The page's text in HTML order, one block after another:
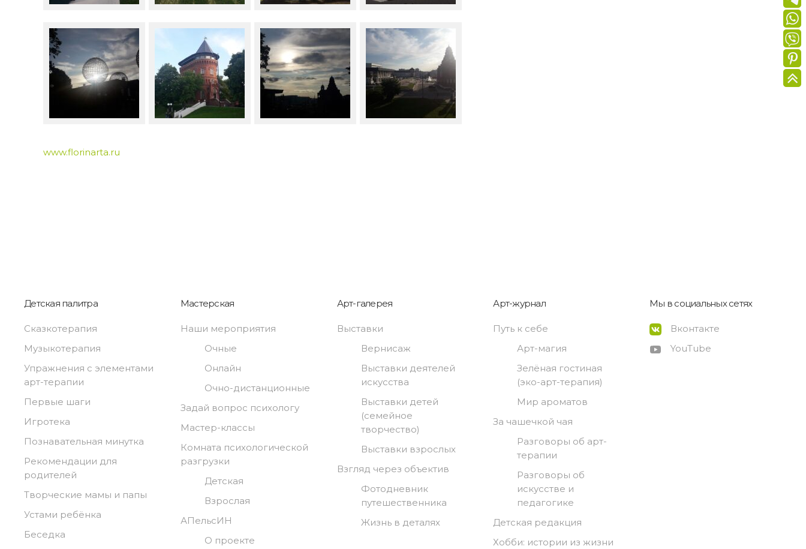
www.florinarta.ru
Детская палитра
Сказкотерапия
Музыкотерапия
Упражнения с элементами
арт-терапии
Первые шаги
Игротека
Познавательная минутка
Рекомендации для
родителей
Творческие мамы и папы
Устами ребёнка
Беседка
Мастерская
Наши мероприятия
Очные
Онлайн
Очно-дистанционные
Задай вопрос психологу
Мастер-классы
Комната психологической
разгрузки
Детская
Взрослая
АПельсИН
О проекте
Арт-галерея
Выставки
Вернисаж
Выставки деятелей
искусства
Выставки детей
(семейное
творчество)
Выставки взрослых
Взгляд через объектив
Фотодневник
путешественника
Жизнь в деталях
Арт-журнал
Путь к себе
Арт-магия
Зелёная гостиная
(эко-арт-терапия)
Мир ароматов
За чашечкой чая
Разговоры об арт-
терапии
Разговоры об
искусстве и
педагогике
Детская редакция
Хобби: истории из жизни
Мы в социальных сетях
Вконтакте
YouTube